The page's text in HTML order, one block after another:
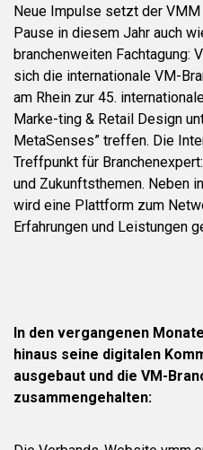
Neue Impulse setzt der VMM
Pause in diesem Jahr auch
branchenweiten Fachtagung:
sich die internationale VM-
am Rhein zur 45.
Marke-ting & Retail Design
MetaSenses” treffen. Die
Treffpunkt für
und Zukunftsthemen. Neben
wird eine Plattform zum
Erfahrungen und Leistungen
In den vergangenen
hinaus seine digitalen
ausgebaut und die VM-
zusammengehalten: